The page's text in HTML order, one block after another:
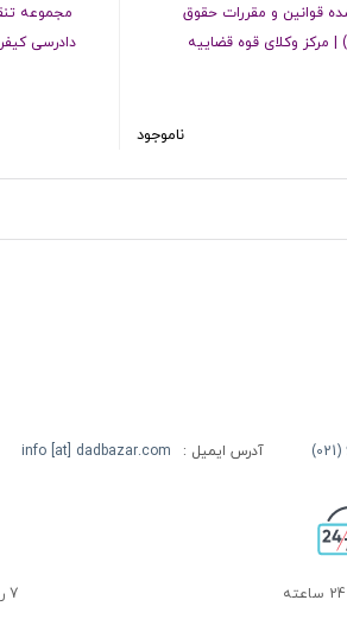
قوانین و مقررات حقوق
مرکز وکلای قوه قضاییه
ناموجود
مجموعه
دادرسی
آدرس ایمیل : info [at] dadbazar.com
7 روز ضمانت بازگشت